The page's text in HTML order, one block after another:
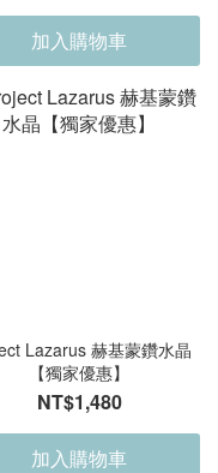
加入購物車
Lazarus 赫基蒙鑽水晶
【獨家優惠】
NT$1,480
加入購物車